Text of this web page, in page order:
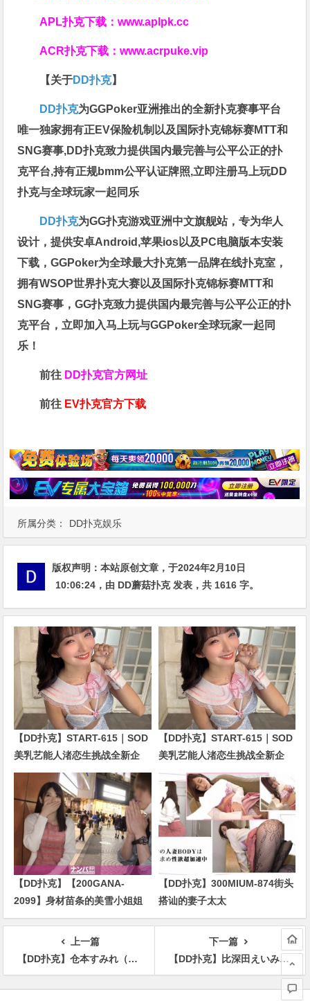
所属分类： DD扑克娱乐
APL扑克下载：www.aplpk.cc
ACR扑克下载：www.acrpuke.vip
【关于DD扑克】
DD扑克为GGPoker亚洲推出的全新扑克赛事平台
唯一独家拥有正EV保险机制以及国际扑克锦标赛MTT和
SNG赛事,DD扑克致力提供国内最完善与公平公正的扑
克平台,持有正规bmm公平认证牌照,立即注册马上玩DD
扑克与全球玩家一起同乐
DD扑克为GG扑克游戏亚洲中文旗舰站，专为华人
设计，提供安卓Android,苹果ios以及PC电脑版本安装
下载，GGPoker为全球最大扑克第一品牌在线扑克室，
拥有WSOP世界扑克大赛以及国际扑克锦标赛MTT和
SNG赛事，GG扑克致力提供国内最完善与公平公正的扑
克平台，立即加入马上玩与GGPoker全球玩家一起同
乐！
前往 DD扑克官方网址
前往 EV扑克官方下载
版权声明：本站原创文章，于2024年2月10日
10:06:24 ，由 DD蘑菇扑克发表，共 1616 字。
【DD扑克】START-615｜SOD
美乳艺能人渚恋生挑战全新企
划！剧情全面升级引发关注
【DD扑克】START-615｜SOD
美乳艺能人渚恋生挑战全新企
划！剧情全面升级引发关注
【DD扑克】【200GANA-
2099】身材苗条的美雪小姐姐
【DD扑克】300MIUM-874街头
搭讪的妻子太太
上一篇
【DD扑克】仓本すみれ（仓本菫）作品MIAA-536介绍及封面预览
下一篇
【DD扑克】比深田えいみ(深田咏美)还强！9月最强素人片的四大金钗是谁？
文